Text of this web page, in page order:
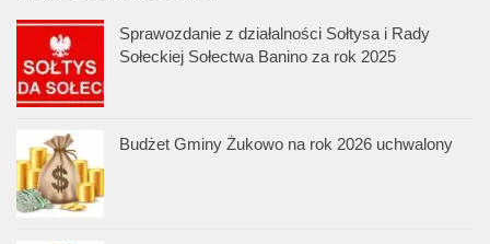
Sprawozdanie z działalności Sołtysa i Rady
Sołeckiej Sołectwa Banino za rok 2025
Budżet Gminy Żukowo na rok 2026 uchwalony